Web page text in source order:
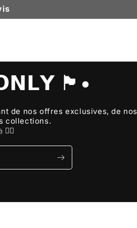
🏴•
de nos offres exclusives, de nos
collections.
🏴‍☠️